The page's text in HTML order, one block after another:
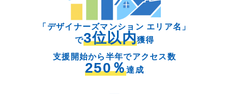
「デザイナーズマンション エリア名」
で3位以内獲得
支援開始から半年でアクセス数
250％達成